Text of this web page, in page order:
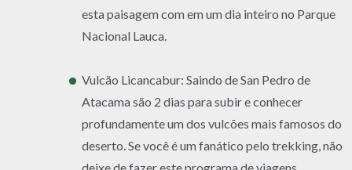
esta paisagem com em um dia inteiro no Parque
Nacional Lauca.
Vulcão Licancabur: Saindo de San Pedro de
Atacama são 2 dias para subir e conhecer
profundamente um dos vulcões mais famosos do
deserto. Se você é um fanático pelo trekking, não